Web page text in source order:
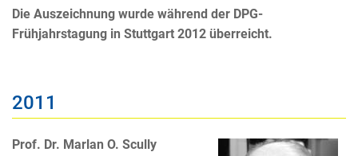
Die Auszeichnung wurde während der DPG-
Frühjahrstagung in Stuttgart 2012 überreicht.
2011
Prof. Dr. Marlan O. Scully